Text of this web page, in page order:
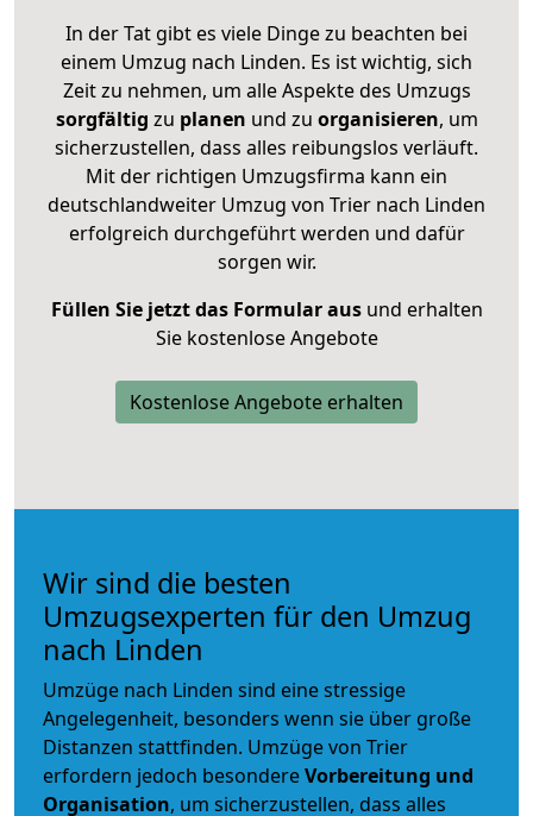
In der Tat gibt es viele Dinge zu beachten bei
einem Umzug nach Linden. Es ist wichtig, sich
Zeit zu nehmen, um alle Aspekte des Umzugs
sorgfältig zu planen und zu organisieren, um
sicherzustellen, dass alles reibungslos verläuft.
Mit der richtigen Umzugsfirma kann ein
deutschlandweiter Umzug von Trier nach Linden
erfolgreich durchgeführt werden und dafür
sorgen wir.
Füllen Sie jetzt das Formular ausund erhalten
Sie kostenlose Angebote
Kostenlose Angebote erhalten
Wir sind die besten
Umzugsexperten für den Umzug
nach Linden
Umzüge nach Linden sind eine stressige
Angelegenheit, besonders wenn sie über große
Distanzen stattfinden. Umzüge von Trier
erfordern jedoch besondereVorbereitung und
Organisation, um sicherzustellen, dass alles